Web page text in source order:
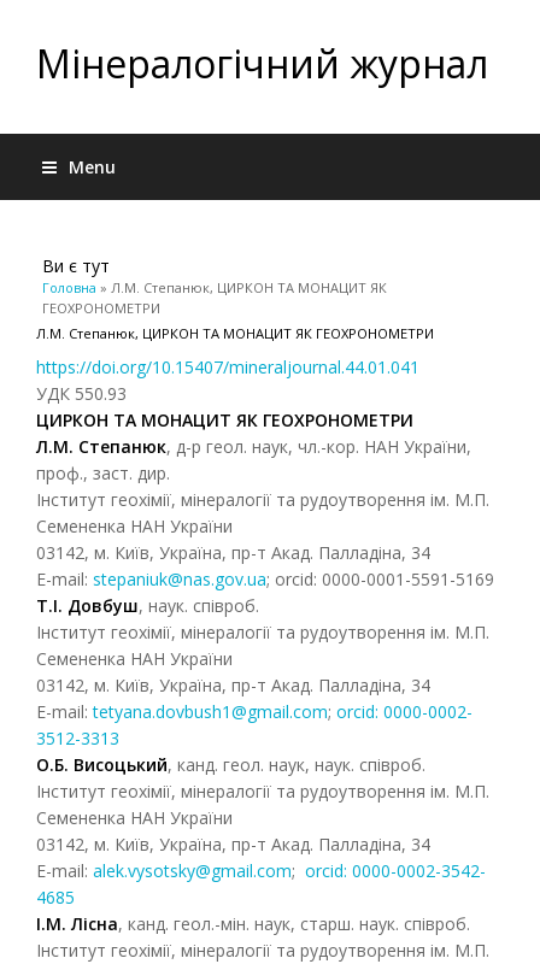
Мінералогічний журнал
Menu
Ви є тут
Головна » Л.М. Степанюк, ЦИРКОН ТА МОНАЦИТ ЯК
ГЕОХРОНОМЕТРИ
Л.М. Степанюк, ЦИРКОН ТА МОНАЦИТ ЯК ГЕОХРОНОМЕТРИ
https://doi.org/10.15407/mineraljournal.44.01.041
УДК 550.93
ЦИРКОН ТА МОНАЦИТ ЯК ГЕОХРОНОМЕТРИ
Л.М. Степанюк, д-р геол. наук, чл.-кор. НАН України,
проф., заст. дир.
Інститут геохімії, мінералогії та рудоутворення ім. М.П.
Семененка НАН України
03142, м. Київ, Україна, пр-т Акад. Палладіна, 34
E-mail: stepaniuk@nas.gov.ua; orcid: 0000-0001-5591-5169
Т.І. Довбуш, наук. співроб.
Інститут геохімії, мінералогії та рудоутворення ім. М.П.
Семененка НАН України
03142, м. Київ, Україна, пр-т Акад. Палладіна, 34
E-mail:tetyana.dovbush1@gmail.com; orcid: 0000-0002-
3512-3313
О.Б. Висоцький, канд. геол. наук, наук. співроб.
Інститут геохімії, мінералогії та рудоутворення ім. М.П.
Семененка НАН України
03142, м. Київ, Україна, пр-т Акад. Палладіна, 34
E-mail: alek.vysotsky@gmail.com; orcid: 0000-0002-3542-
4685
І.М. Лісна, канд. геол.-мін. наук, старш. наук. співроб.
Інститут геохімії, мінералогії та рудоутворення ім. М.П.